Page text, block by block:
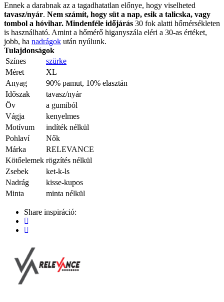
Ennek a darabnak az a tagadhatatlan előnye, hogy viselheted
tavasz/nyár. Nem számít, hogy süt a nap, esik a talicska, vagy
tombol a hóvihar. Mindenféle időjárás 30 fok alatti hőmérsékleten
is használható. Amint a hőmérő higanyszála eléri a 30-as értéket,
jobb, ha nadrágok után nyúlunk.
Tulajdonságok
Színes
szürke
Méret
XL
Anyag
90% pamut, 10% elasztán
Időszak
tavasz/nyár
Öv
a gumiból
Vágja
kenyelmes
Motívum
indíték nélkül
Pohlaví
Nők
Márka
RELEVANCE
Kötőelemek rögzítés nélkül
Zsebek
ket-k-ls
Nadrág
kisse-kupos
Minta
minta nélkül
Share inspiráció: